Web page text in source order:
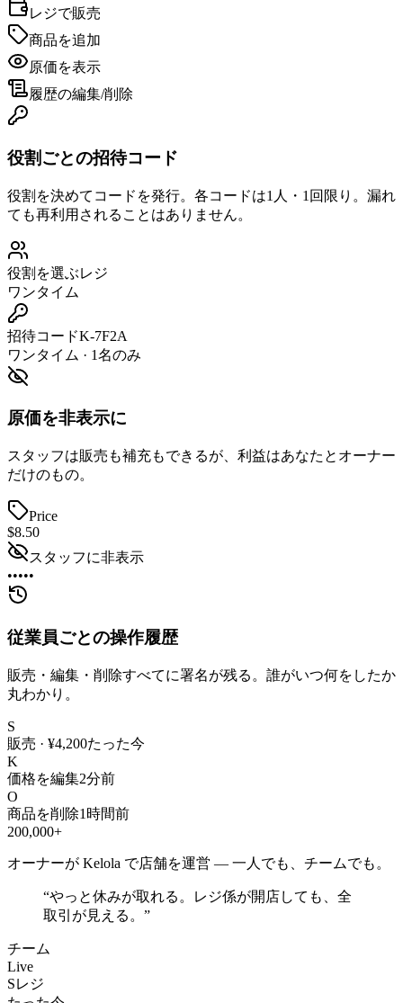
レジで販売
商品を追加
原価を表示
履歴の編集/削除
役割ごとの招待コード
役割を決めてコードを発行。各コードは1人・1回限り。漏れ
ても再利用されることはありません。
役割を選ぶレジ
ワンタイム
招待コードK-7F2A
ワンタイム · 1名のみ
原価を非表示に
スタッフは販売も補充もできるが、利益はあなたとオーナー
だけのもの。
Price
$8.50
スタッフに非表示
•••••
従業員ごとの操作履歴
販売・編集・削除すべてに署名が残る。誰がいつ何をしたか
丸わかり。
S
販売 · ¥4,200たった今
K
価格を編集2分前
O
商品を削除1時間前
200,000+
オーナーが Kelola で店舗を運営 — 一人でも、チームでも。
“やっと休みが取れる。レジ係が開店しても、全
取引が見える。 ”
チーム
Live
Sレジ